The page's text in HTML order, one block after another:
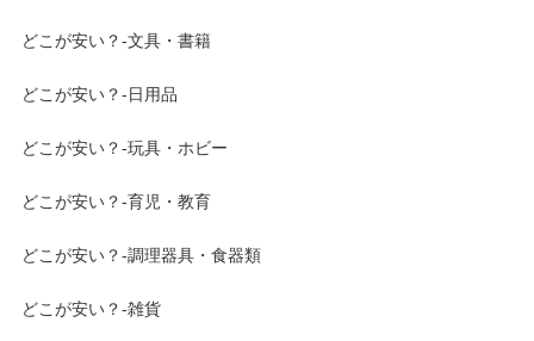
どこが安い？-文具・書籍
どこが安い？-日用品
どこが安い？-玩具・ホビー
どこが安い？-育児・教育
どこが安い？-調理器具・食器類
どこが安い？-雑貨